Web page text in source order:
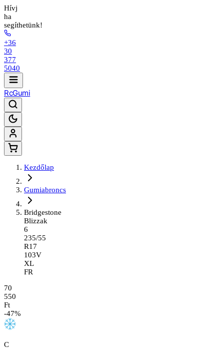
Hívj
ha
segíthetünk!
+36
30
377
5040
RcGumi
Kezdőlap
Gumiabroncs
Bridgestone
Blizzak
6
235/55
R17
103V
XL
FR
70
550
Ft
-47%
C